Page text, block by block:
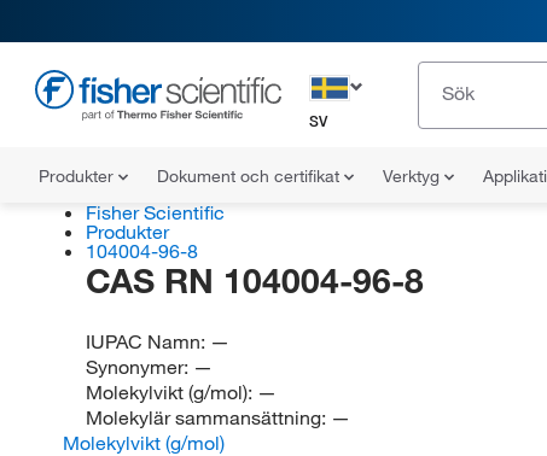
SV
Produkter Dokument och certifikat Verktyg
Fisher Scientific
Produkter
104004-96-8
CAS RN 104004-96-8
IUPAC Namn: —
Synonymer: —
Molekylvikt (g/mol): —
Molekylär sammansättning: —
Molekylvikt (g/mol)